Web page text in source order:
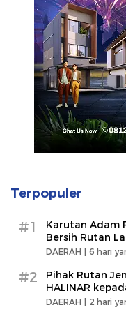
Terpopuler
#1
Karutan Adam
Bersih Rutan
DAERAH | 6 hari
#2
Pihak Rutan
HALINAR
DAERAH | 2 hari